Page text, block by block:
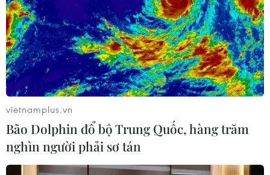
Ninh Thuận: Chú trọng phòng chống
vietnamplus.vn
Bão Dolphin đổ bộ Trung Quốc, hàng trăm
nghìn người phải sơ tán